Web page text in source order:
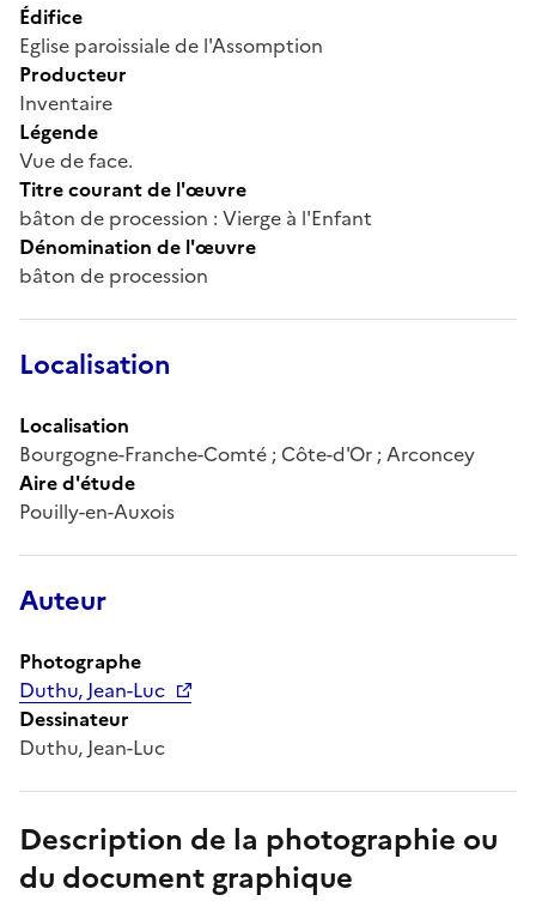
Édifice
Eglise paroissiale de l'Assomption
Producteur
Inventaire
Légende
Vue de face.
Titre courant de l'œuvre
bâton de procession : Vierge à l'Enfant
Dénomination de l'œuvre
bâton de procession
Localisation
Localisation
Bourgogne-Franche-Comté ; Côte-d'Or ; Arconcey
Aire d'étude
Pouilly-en-Auxois
Auteur
Photographe
Duthu, Jean-Luc
Dessinateur
Duthu, Jean-Luc
Description de la photographie ou
du document graphique